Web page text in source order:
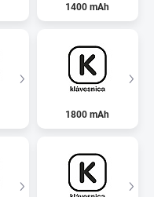
1400 mAh
1800 mAh